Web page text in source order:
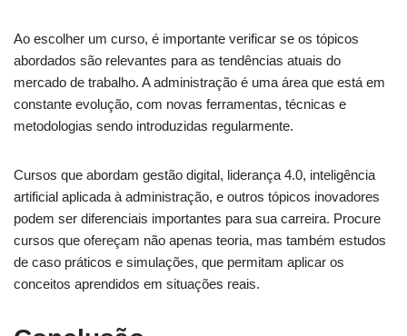
Ao escolher um curso, é importante verificar se os tópicos
abordados são relevantes para as tendências atuais do
mercado de trabalho. A administração é uma área que está em
constante evolução, com novas ferramentas, técnicas e
metodologias sendo introduzidas regularmente.
Cursos que abordam gestão digital, liderança 4.0, inteligência
artificial aplicada à administração, e outros tópicos inovadores
podem ser diferenciais importantes para sua carreira. Procure
cursos que ofereçam não apenas teoria, mas também estudos
de caso práticos e simulações, que permitam aplicar os
conceitos aprendidos em situações reais.